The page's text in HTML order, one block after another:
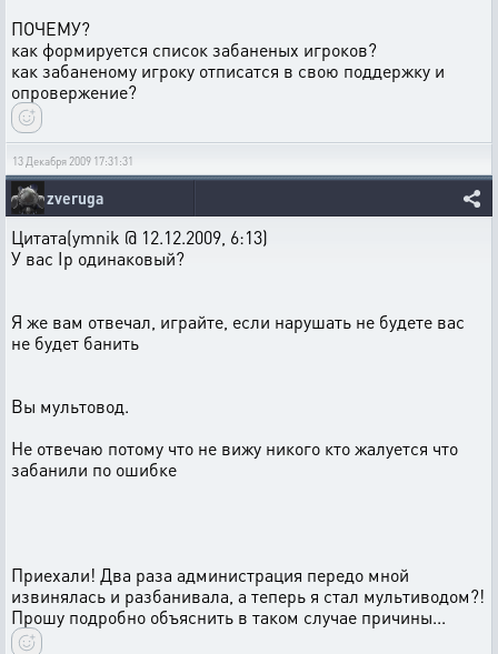
ПОЧЕМУ?
как формируется список забаненых игроков?
как забаненому игроку отписатся в свою поддержку и
опровержение?
13 Декабря 2009 17:31:31
zveruga
Цитата(ymnik @ 12.12.2009, 6:13)
У вас Ip одинаковый?
Я же вам отвечал, играйте, если нарушать не будете вас
не будет банить
Вы мультовод.
Не отвечаю потому что не вижу никого кто жалуется что
забанили по ошибке
Приехали! Два раза администрация передо мной
извинялась и разбанивала, а теперь я стал мультиводом?!
Прошу подробно объяснить в таком случае причины...